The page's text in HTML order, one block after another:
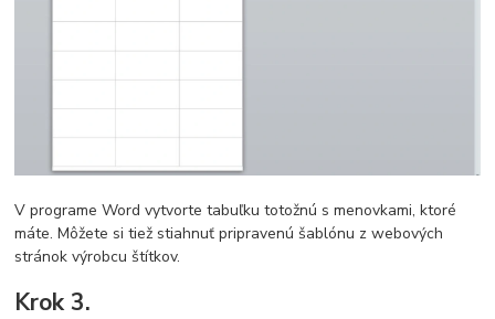
V programe Word vytvorte tabuľku totožnú s menovkami, ktoré
máte. Môžete si tiež stiahnuť pripravenú šablónu z webových
stránok výrobcu štítkov.
Krok 3.